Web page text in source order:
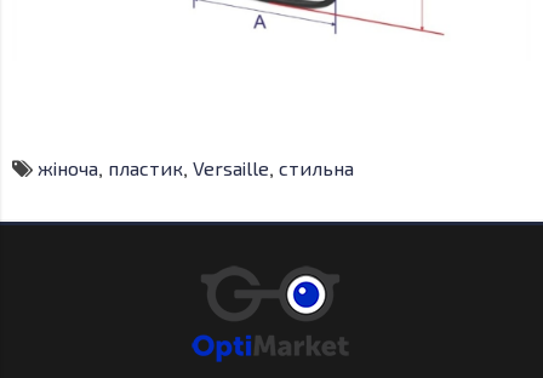
жіноча, пластик, Versaille, стильна